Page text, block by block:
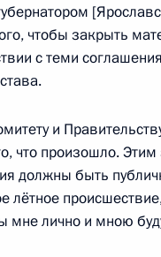
заседании
ЮНЕСКО Ириной
чтобы закрыть
с теми
и
что произошло.
должны быть
лётное
лично и мною